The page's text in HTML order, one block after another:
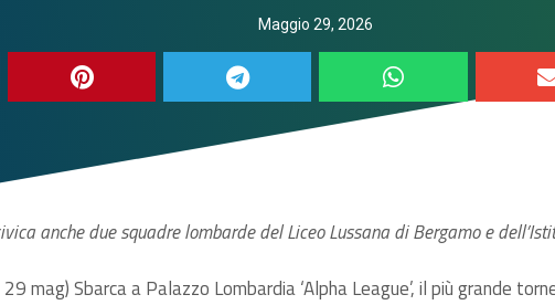
Maggio 29, 2026
anche due squadre lombarde del Liceo Lussana di Bergamo e
mag) Sbarca a Palazzo Lombardia ‘Alpha League’, il più grande